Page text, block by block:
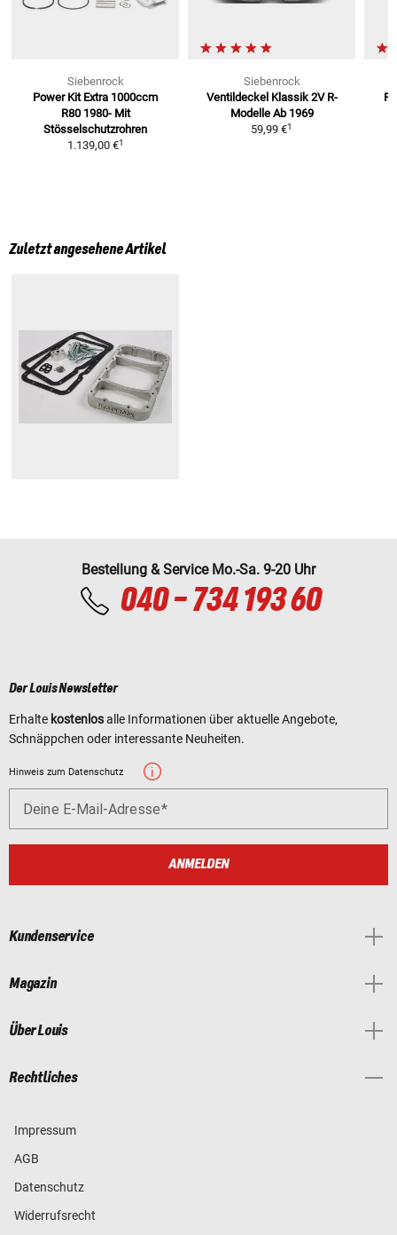
Siebenrock
Power Kit Extra 1000ccm
R80 1980- Mit
Stösselschutzrohren
1.139,00 €1
Siebenrock
Ventildeckel Klassik 2V R-
Modelle Ab 1969
59,99 €1
Zuletzt angesehene Artikel
Bestellung & Service Mo.-Sa. 9-20 Uhr
040 - 734 193 60
Der Louis Newsletter
Erhalte kostenlosalle Informationen über aktuelle Angebote,
Schnäppchen oder interessante Neuheiten.
Hinweis zum Datenschutz
Deine E-Mail-Adresse
ANMELDEN
Kundenservice
Magazin
Über Louis
Rechtliches
Impressum
AGB
Datenschutz
Widerrufsrecht